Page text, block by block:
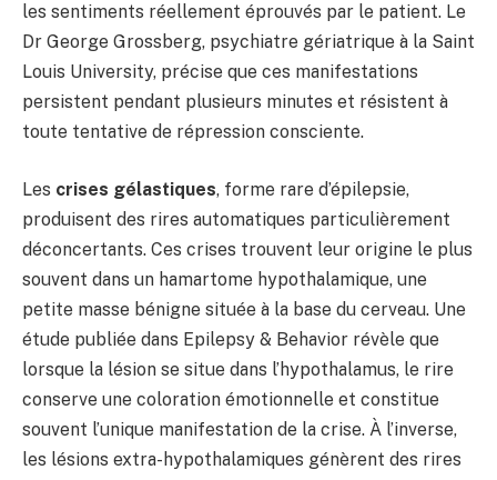
les sentiments réellement éprouvés par le patient. Le
Dr George Grossberg, psychiatre gériatrique à la Saint
Louis University, précise que ces manifestations
persistent pendant plusieurs minutes et résistent à
toute tentative de répression consciente.
Les crises gélastiques, forme rare d’épilepsie,
produisent des rires automatiques particulièrement
déconcertants. Ces crises trouvent leur origine le plus
souvent dans un hamartome hypothalamique, une
petite masse bénigne située à la base du cerveau. Une
étude publiée dans Epilepsy & Behavior révèle que
lorsque la lésion se situe dans l’hypothalamus, le rire
conserve une coloration émotionnelle et constitue
souvent l’unique manifestation de la crise. À l’inverse,
les lésions extra-hypothalamiques génèrent des rires